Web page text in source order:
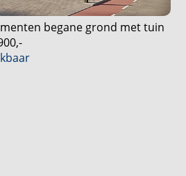
begane grond met tuin